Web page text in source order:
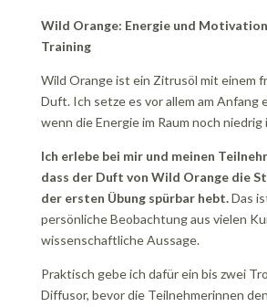
Wild Orange: Energie und
Training
Wild Orange ist ein Zitrusöl mit einem
Duft. Ich setze es vor allem am Anfang
wenn die Energie im Raum noch niedrig
Ich erlebe bei mir und meinen
dass der Duft von Wild Orange die
der ersten Übung spürbar hebt.Das
persönliche Beobachtung aus vielen
wissenschaftliche Aussage.
Praktisch gebe ich dafür ein bis zwei
Diffusor, bevor die Teilnehmerinnen